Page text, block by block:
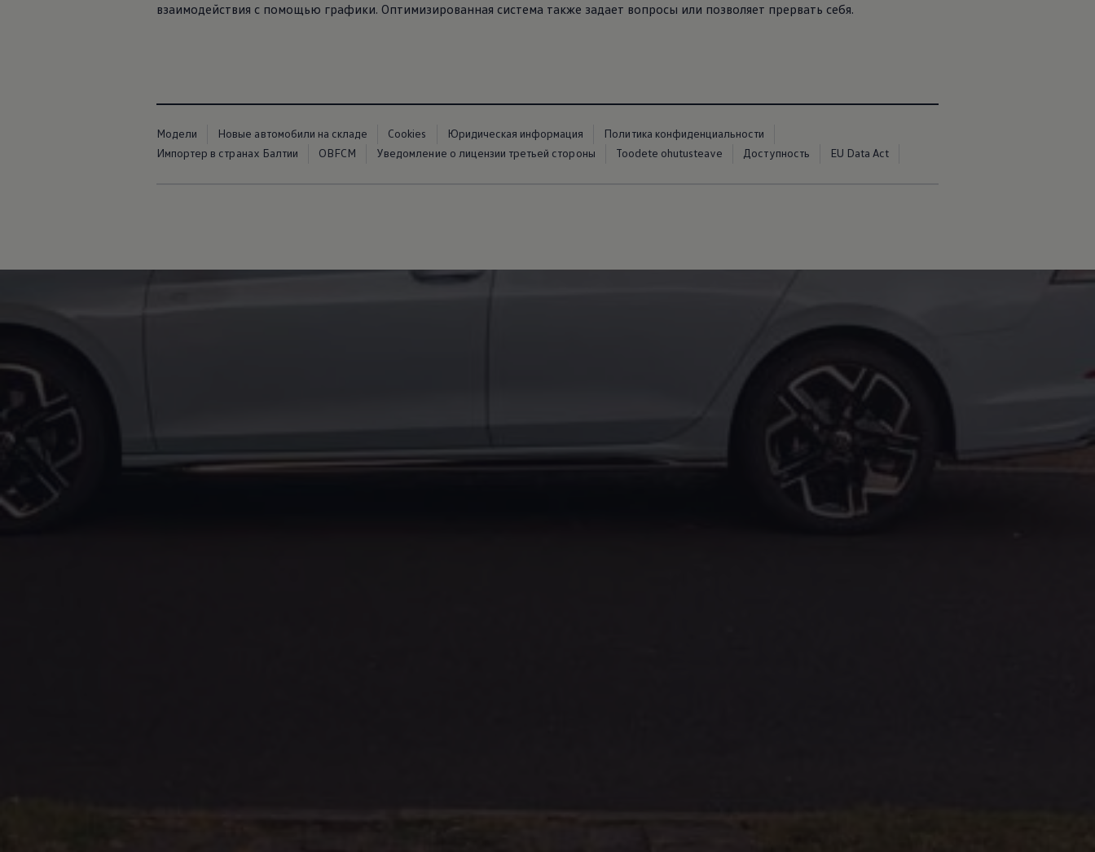
взаимодействия с помощью графики. Оптимизированная система также задает вопросы или позволяет прервать себя.
Модели Новые автомобили на складе Cookies Юридическая информация
Политика конфиденциальности
Импортер в странах Балтии
OBFCM Уведомление о лицензии третьей стороны Toodete ohutusteave Доступность EU Data Act